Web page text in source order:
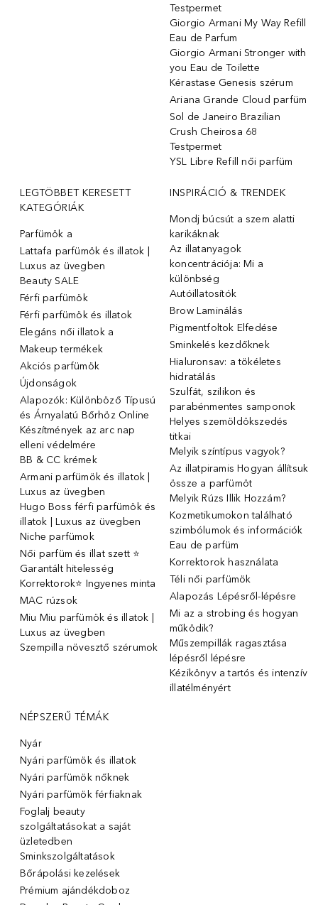
Testpermet
Giorgio Armani My Way Refill
Eau de Parfum
Giorgio Armani Stronger with
you Eau de Toilette
Kérastase Genesis szérum
Ariana Grande Cloud parfüm
Sol de Janeiro Brazilian
Crush Cheirosa 68
Testpermet
YSL Libre Refill női parfüm
LEGTÖBBET KERESETT
KATEGÓRIÁK
Parfümök ️a
Lattafa parfümök és illatok |
Luxus az üvegben
Beauty SALE
Férfi parfümök
Férfi parfümök és illatok
Elegáns női illatok ️a
Makeup termékek
Akciós parfümök
Újdonságok
Alapozók: Különböző Típusú
és Árnyalatú Bőrhöz Online
Készítmények az arc nap
elleni védelmére
BB & CC krémek
Armani parfümök és illatok |
Luxus az üvegben
Hugo Boss férfi parfümök és
illatok | Luxus az üvegben
Niche parfümok
Női parfüm és illat szett ⭐
Garantált hitelesség
Korrektorok⭐ Ingyenes minta
MAC rúzsok
Miu Miu parfümök és illatok |
Luxus az üvegben
Szempilla növesztő szérumok
INSPIRÁCIÓ & TRENDEK
Mondj búcsút a szem alatti
karikáknak
Az illatanyagok
koncentrációja: Mi a
különbség
Autóillatosítók
Brow Laminálás
Pigmentfoltok Elfedése
Sminkelés kezdőknek
Hialuronsav: a tökéletes
hidratálás
Szulfát, szilikon és
parabénmentes samponok
Helyes szemöldökszedés
titkai
Melyik színtípus vagyok?
Az illatpiramis Hogyan állítsuk
össze a parfümöt
Melyik Rúzs Illik Hozzám?
Kozmetikumokon található
szimbólumok és információk
Eau de parfüm
Korrektorok használata
Téli női parfümök
Alapozás Lépésről-lépésre
Mi az a strobing és hogyan
működik?
Műszempillák ragasztása
lépésről lépésre
Kézikönyv a tartós és intenzív
illatélményért
NÉPSZERŰ TÉMÁK
Nyár
Nyári parfümök és illatok
Nyári parfümök nőknek
Nyári parfümök férfiaknak
Foglalj beauty
szolgáltatásokat a saját
üzletedben
Sminkszolgáltatások
Bőrápolási kezelések
Prémium ajándékdoboz